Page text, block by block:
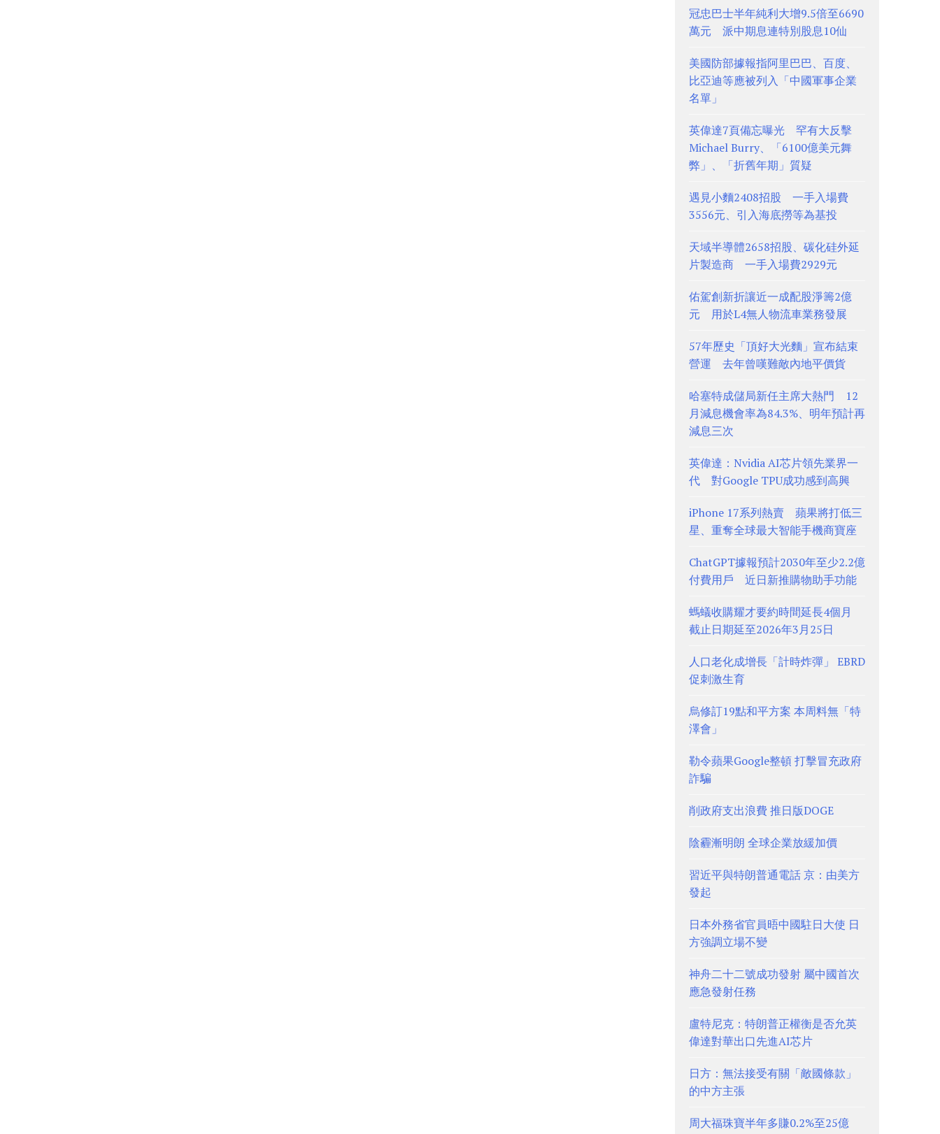
冠忠巴士半年純利大增9.5倍至6690
萬元 派中期息連特別股息10仙
美國防部據報指阿里巴巴、百度、
比亞迪等應被列入「中國軍事企業
名單」
英偉達7頁備忘曝光 罕有大反擊
Michael Burry、「6100億美元舞
弊」、「折舊年期」質疑
遇見小麵2408招股 一手入場費
3556元、引入海底撈等為基投
天域半導體2658招股、碳化硅外延
片製造商 一手入場費2929元
佑駕創新折讓近一成配股淨籌2億
元 用於L4無人物流車業務發展
57年歷史「頂好大光麵」宣布結束
營運 去年曾嘆難敵內地平價貨
哈塞特成儲局新任主席大熱門 12
月減息機會率為84.3%、明年預計再
減息三次
英偉達：Nvidia AI芯片領先業界一
代 對Google TPU成功感到高興
iPhone 17系列熱賣 蘋果將打低三
星、重奪全球最大智能手機商寶座
ChatGPT據報預計2030年至少2.2億
付費用戶 近日新推購物助手功能
螞蟻收購耀才要約時間延長4個月
截止日期延至2026年3月25日
人口老化成增長「計時炸彈」 EBRD
促刺激生育
烏修訂19點和平方案 本周料無「特
澤會」
勒令蘋果Google整頓 打擊冒充政府
詐騙
削政府支出浪費 推日版DOGE
陰霾漸明朗 全球企業放緩加價
習近平與特朗普通電話 京：由美方
發起
日本外務省官員晤中國駐日大使 日
方強調立場不變
神舟二十二號成功發射 屬中國首次
應急發射任務
盧特尼克：特朗普正權衡是否允英
偉達對華出口先進AI芯片
日方：無法接受有關「敵國條款」
的中方主張
周大福珠寶半年多賺0.2%至25億